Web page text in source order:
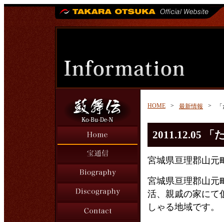
HOME > 最新情報 >
2011.12.05 「
宮城県亘理郡山元
宮城県亘理郡山元
活、親戚の家にて
しゃる地域です。